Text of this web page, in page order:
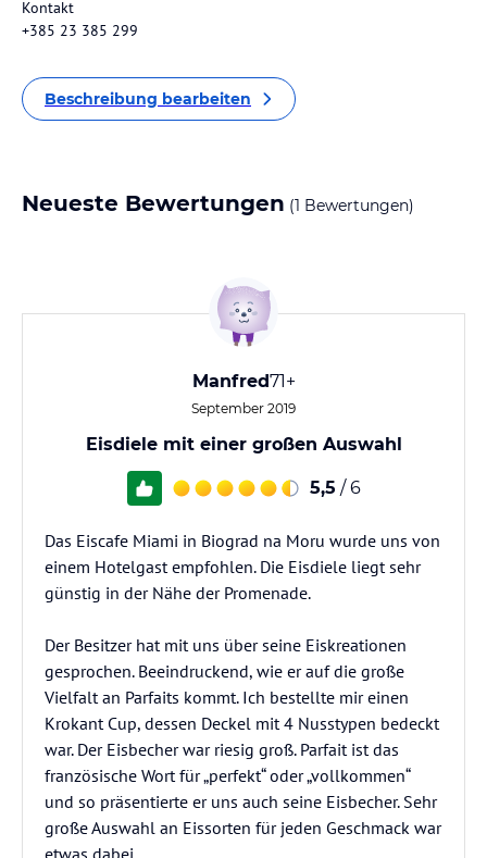
Kontakt
+385 23 385 299
Beschreibung bearbeiten
Neueste Bewertungen (1 Bewertungen)
Manfred71+
September 2019
Eisdiele mit einer großen Auswahl
5,5 / 6
Das Eiscafe Miami in Biograd na Moru wurde uns von
einem Hotelgast empfohlen. Die Eisdiele liegt sehr
günstig in der Nähe der Promenade.
Der Besitzer hat mit uns über seine Eiskreationen
gesprochen. Beeindruckend, wie er auf die große
Vielfalt an Parfaits kommt. Ich bestellte mir einen
Krokant Cup, dessen Deckel mit 4 Nusstypen bedeckt
war. Der Eisbecher war riesig groß. Parfait ist das
französische Wort für „perfekt“ oder „vollkommen“
und so präsentierte er uns auch seine Eisbecher. Sehr
große Auswahl an Eissorten für jeden Geschmack war
etwas dabei.